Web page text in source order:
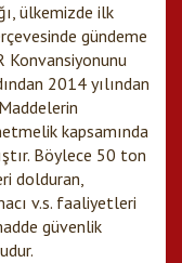
ülkemizde ilk
gündeme
Konvansiyonunu
2014 yılından
kapsamında
Böylece 50 ton
dolduran,
v.s. faaliyetleri
güvenlik